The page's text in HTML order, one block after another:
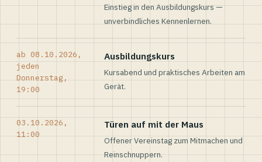
Einstieg in den Ausbildungskurs —
unverbindliches Kennenlernen.
ab 08.10.2026,
jeden
Donnerstag,
19:00
Ausbildungskurs
Kursabend und praktisches Arbeiten am
Gerät.
03.10.2026,
11:00
Türen auf mit der Maus
Offener Vereinstag zum Mitmachen und
Reinschnuppern.